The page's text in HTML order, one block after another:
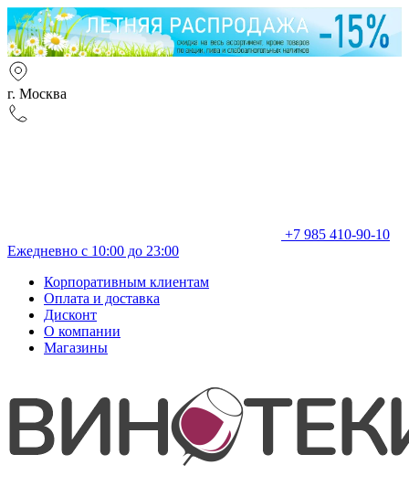
г. Москва
+7 985 410-90-10
Ежедневно с 10:00 до 23:00
Корпоративным клиентам
Оплата и доставка
Дисконт
О компании
Магазины